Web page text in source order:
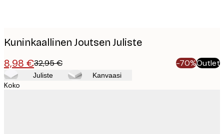
Kuninkaallinen Joutsen Juliste
8,98 €32,95 € -70%Outlet
Juliste Kanvaasi
Koko